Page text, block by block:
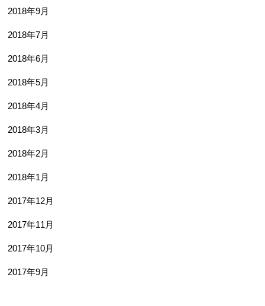
2018年9月
2018年7月
2018年6月
2018年5月
2018年4月
2018年3月
2018年2月
2018年1月
2017年12月
2017年11月
2017年10月
2017年9月